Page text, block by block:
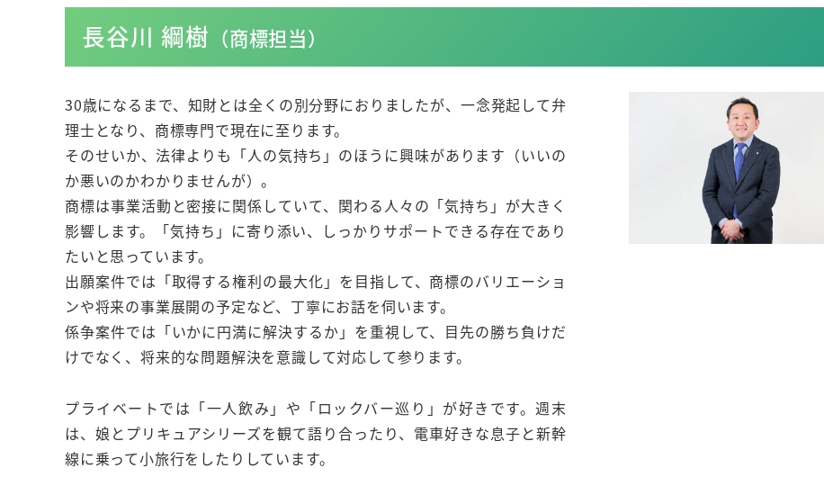
長谷川 綱樹 （商標担当）
30歳になるまで、知財とは全くの別分野におりましたが、一念発起して弁
理士となり、商標専門で現在に至ります。
そのせいか、法律よりも「人の気持ち」のほうに興味があります（いいの
か悪いのかわかりませんが）。
商標は事業活動と密接に関係していて、関わる人々の「気持ち」が大きく
影響します。「気持ち」に寄り添い、しっかりサポートできる存在であり
たいと思っています。
出願案件では「取得する権利の最大化」を目指して、商標のバリエーショ
ンや将来の事業展開の予定など、丁寧にお話を伺います。
係争案件では「いかに円満に解決するか」を重視して、目先の勝ち負けだ
けでなく、将来的な問題解決を意識して対応して参ります。
プライベートでは「一人飲み」や「ロックバー巡り」が好きです。週末
は、娘とプリキュアシリーズを観て語り合ったり、電車好きな息子と新幹
線に乗って小旅行をしたりしています。